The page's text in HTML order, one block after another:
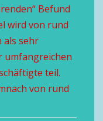
Befund
wird von rund
als sehr
umfangreichen
teil.
von rund